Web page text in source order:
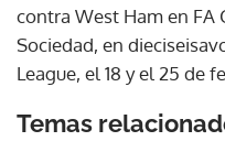
contra West Ham en FA
Sociedad, en
League, el 18 y el 25 de
Temas